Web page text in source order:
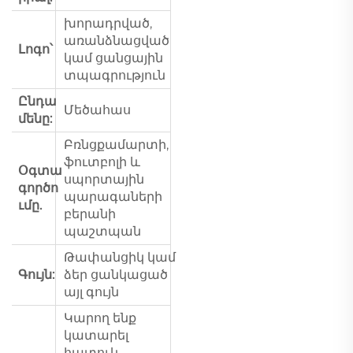
Լոգո՝
խորադրված,
առանձնացված
կամ ցանցային
տպագրություն
Ընդա
մենը:
Մեծահաս
Օգտա
գործո
ւմը.
Բռնցքամարտի,
ֆուտբոլի և
սպորտային
պարագաների
բերանի
պաշտպան
Գույն:
Թափանցիկ կամ
ձեր ցանկացած
այլ գույն
Կարող ենք
կատարել